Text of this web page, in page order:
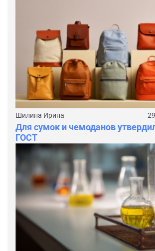
Шилина Ирина
Для сумок и чемоданов
ГОСТ